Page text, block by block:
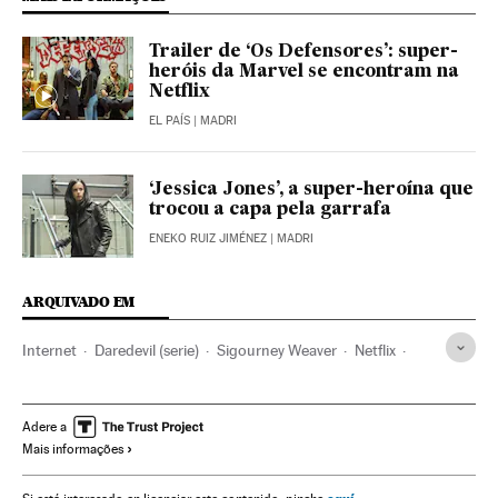
Trailer de ‘Os Defensores’: super-
heróis da Marvel se encontram na
Netflix
EL PAÍS | MADRI
‘Jessica Jones’, a super-heroína que
trocou a capa pela garrafa
ENEKO RUIZ JIMÉNEZ | MADRI
ARQUIVADO EM
Internet Daredevil (serie) Sigourney Weaver Netflix
Plataformas digitales IPTV
Série super-heróis
Adere a
Mais informações